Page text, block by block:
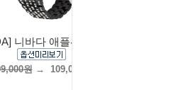
니바다 애플워치 스트
원→ 109,000원